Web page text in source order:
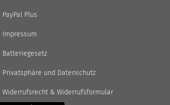
PayPal Plus
Impressum
Batteriegesetz
Privatsphäre und Datenschutz
Widerrufsrecht & Widerrufsformular